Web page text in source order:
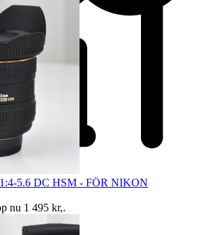
5.6 DC HSM - FÖR NIKON
nu 1 495 kr,.